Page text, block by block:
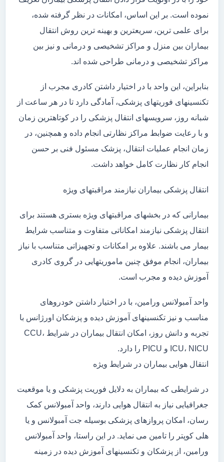
نموده است. بر این اساس، امکانات در نظر گرفته شده،
برای علمی ترین، سریعترین و بهینه ترین روش انتقال
بیماران بین منزل و مراکز تشخیصی و درمانی و نیز بین
مراکز تشخیصی و درمانی طراحی شده اند.
بنابراین، این واحد با در اختیار داشتن کادری مجرب از
تکنسینهای فوریتهای پزشکی، آمادگی دارد تا در هر ساعت از
شبانه روز، سرویسهای انتقال پزشکی را در کوتاهترین زمان
و با رعایت ضوابط مراکز نظارتی انجام داده و همچنین، در
زمان انجام عملیات انتقال، پزشک مسئول فنی بر حسن
انجام کار نظارت کامل خواهد داشت.
انتقال پزشکی بیماران نیازمند مراقبتهای ویژه
بیمارانی که در بخشهای مراقبتهای ویژه بستری هستند برای
انتقال پزشکی نیازمند امکاناتی متفاوت و متناسب شرایط
بیمار می باشند. علاوه بر امکانات و تجهیزاتی متناسب با نیاز
بیماران، انجام موفق چنین ماموریتهایی در گروی کادری
آموزش دیده و مجرب است.
واحد آمبولانس ورامین، با در اختیار داشتن خودروهای
مناسب و نیز تکنسینهای آموزش دیده و پزشکان اورژانس با
تجربه و دانش روز، امکان انتقال بیماران در شرایط CCU،
ICU، NICU و PICU را دارد.
انتقال هوایی بیماران در شرایط ویژه
در شرایطی که بیماران به دلایل فوریت پزشکی و یا موقعیت
جغرافیایی نیاز به انتقال هوایی دارند، واحد آمبولانس کمک
رسان، امکان پروازهای پزشکی بوسیله جت آمبولانس و یا
هلی کوپتر را تامین می نماید. در این راستا، واحد آمبولانس
ورامین، از پزشکان و تکنسینهای آموزش دیده در زمینه